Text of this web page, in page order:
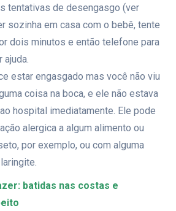
tentativas de desengasgo (ver
sozinha em casa com o bebê, tente
dois minutos e então telefone para
ajuda.
estar engasgado mas você não viu
coisa na boca, e ele não estava
hospital imediatamente. Ele pode
alergica a algum alimento ou
por exemplo, ou com alguma
batidas nas costas e